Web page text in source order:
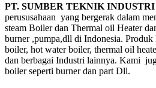
PT. SUMBER TEKNIK INDUSTRI
perususahaan yang bergerak dalam
steam Boiler dan Thermal oil Heater
burner ,pumpa,dll di Indonesia.
boiler, hot water boiler, thermal oil
dan berbagai Industri lainnya. Kami
boiler seperti burner dan part Dll.